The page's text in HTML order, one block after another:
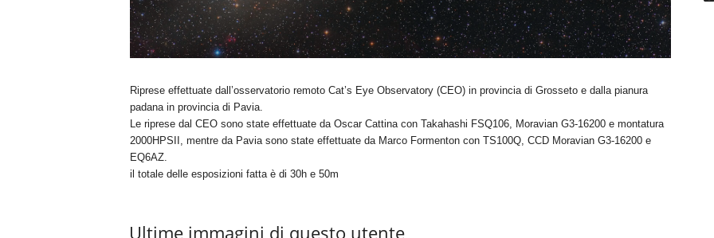
Riprese effettuate dall’osservatorio remoto Cat’s Eye Observatory (CEO) in provincia di Grosseto e dalla pianura
padana in provincia di Pavia.
Le riprese dal CEO sono state effettuate da Oscar Cattina con Takahashi FSQ106, Moravian G3-16200 e montatura
2000HPSII, mentre da Pavia sono state effettuate da Marco Formenton con TS100Q, CCD Moravian G3-16200 e
EQ6AZ.
il totale delle esposizioni fatta è di 30h e 50m
Ultime immagini di questo utente